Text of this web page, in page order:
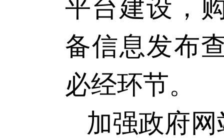
平台建设，
备信息发布
必经环节。
加强政府